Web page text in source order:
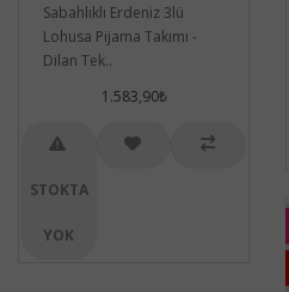
Sabahlıklı Erdeniz 3lü
Lohusa Pijama Takımı -
Dilan Tek..
1.583,90₺
STOKTA
YOK